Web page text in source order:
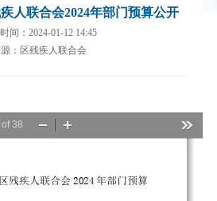
人联合会2024年部门预算公开
间：2024-01-12 14:45
：区残疾人联合会